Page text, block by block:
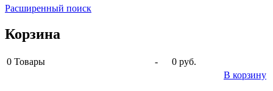
Расширенный поиск
Корзина
0 Товары -
0 руб.
В корзину